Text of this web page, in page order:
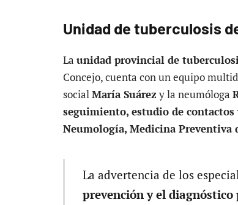
Unidad de tuberculosis
La unidad provincial de
Concejo, cuenta con un equipo
socialMaría Suárezy la neumóloga
seguimiento, estudio de
Neumología, Medicina Preventiva
La advertencia de los
prevención y el